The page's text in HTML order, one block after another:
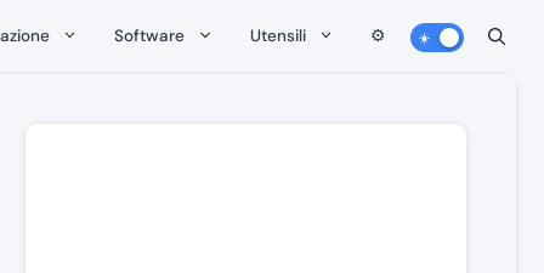
Software Utensili ⚙️